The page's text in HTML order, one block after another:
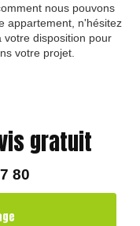
nous pouvons
appartement, n'hésitez
votre disposition pour
votre projet.
gratuit
80